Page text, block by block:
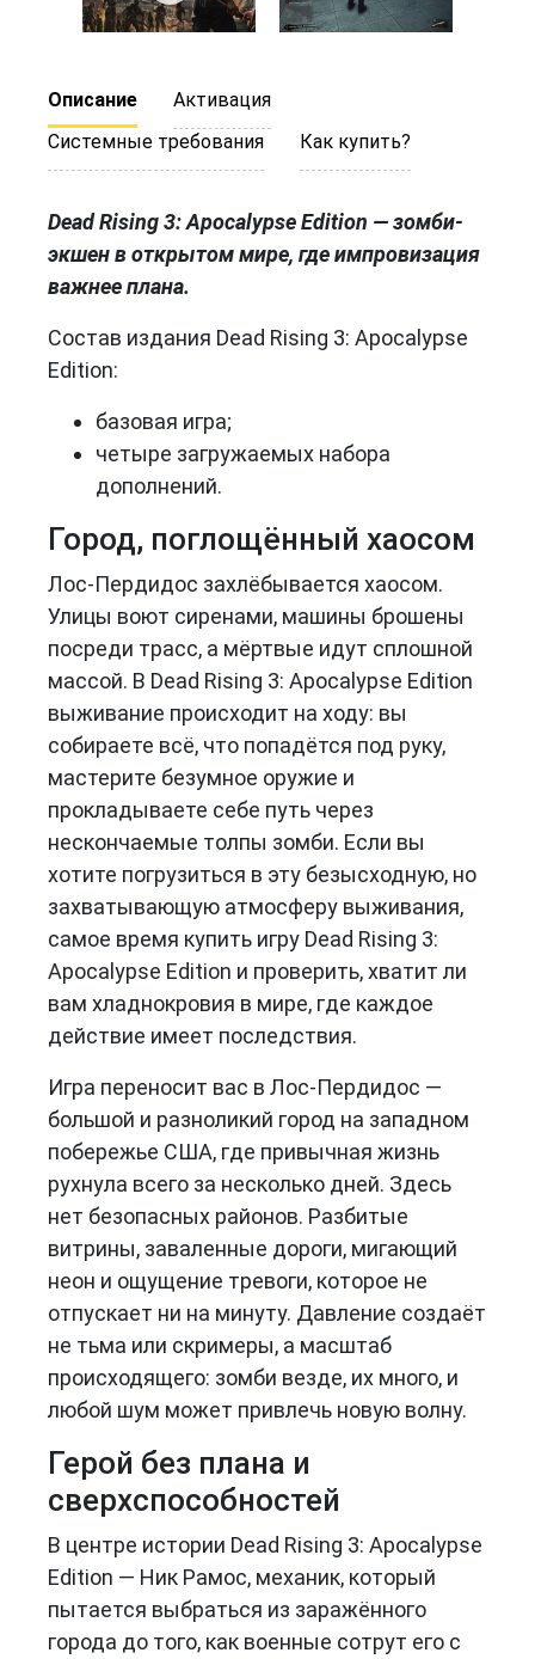
Описание
Активация
Системные требования
Как купить?
Dead Rising 3: Apocalypse Edition — зомби-
экшен в открытом мире, где импровизация
важнее плана.
Состав издания Dead Rising 3: Apocalypse
Edition:
базовая игра;
четыре загружаемых набора
дополнений.
Город, поглощённый хаосом
Лос-Пердидос захлёбывается хаосом.
Улицы воют сиренами, машины брошены
посреди трасс, а мёртвые идут сплошной
массой. В Dead Rising 3: Apocalypse Edition
выживание происходит на ходу: вы
собираете всё, что попадётся под руку,
мастерите безумное оружие и
прокладываете себе путь через
нескончаемые толпы зомби. Если вы
хотите погрузиться в эту безысходную, но
захватывающую атмосферу выживания,
самое время купить игру Dead Rising 3:
Apocalypse Edition и проверить, хватит ли
вам хладнокровия в мире, где каждое
действие имеет последствия.
Игра переносит вас в Лос-Пердидос —
большой и разноликий город на западном
побережье США, где привычная жизнь
рухнула всего за несколько дней. Здесь
нет безопасных районов. Разбитые
витрины, заваленные дороги, мигающий
неон и ощущение тревоги, которое не
отпускает ни на минуту. Давление создаёт
не тьма или скримеры, а масштаб
происходящего: зомби везде, их много, и
любой шум может привлечь новую волну.
Герой без плана и
сверхспособностей
В центре истории Dead Rising 3: Apocalypse
Edition — Ник Рамос, механик, который
пытается выбраться из заражённого
города до того, как военные сотрут его с